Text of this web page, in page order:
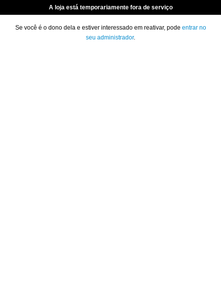
A loja está temporariamente fora de serviço
Se você é o dono dela e estiver interessado em reativar, pode entrar no
seu administrador.